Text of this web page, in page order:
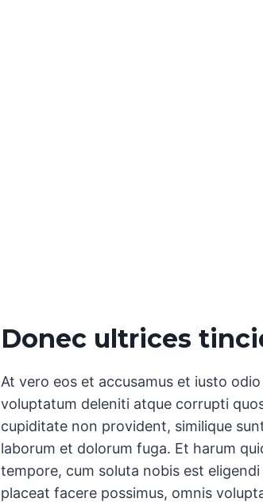
Donec ultrices
At vero eos et accusamus et iusto
voluptatum deleniti atque corrupti
cupiditate non provident, similique
laborum et dolorum fuga. Et harum
tempore, cum soluta nobis est
placeat facere possimus, omnis